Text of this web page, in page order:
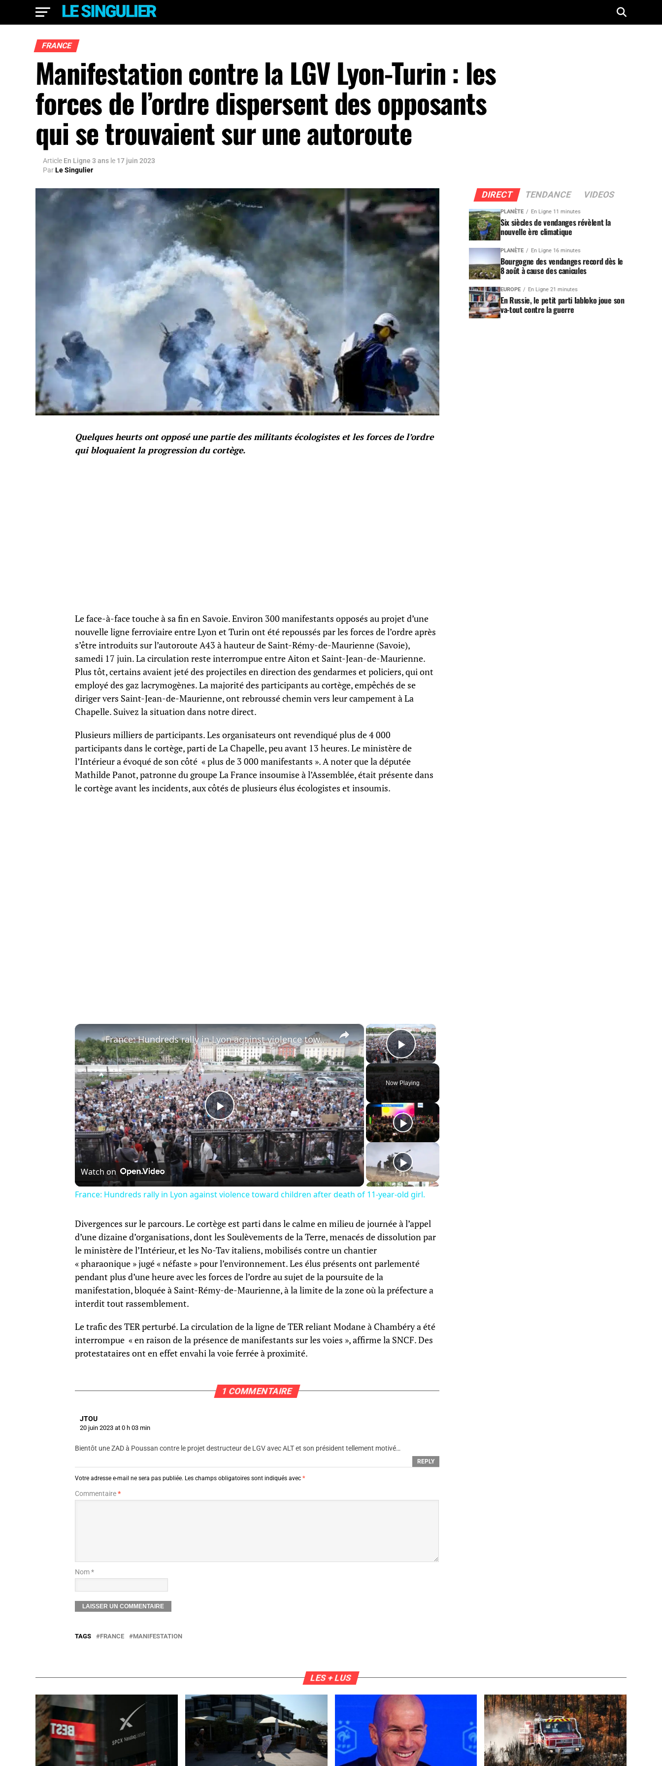
FRANCE
Manifestation contre la LGV Lyon-Turin : les
forces de l’ordre dispersent des opposants
qui se trouvaient sur une autoroute
Article En Ligne 3 ans le 17 juin 2023
ParLe Singulier
Quelques heurts ont opposé une partie des militants écologistes et les forces de l’ordre
qui bloquaient la progression du cortège.
Le face-à-face touche à sa fin en Savoie. Environ 300 manifestants opposés au projet d’une
nouvelle ligne ferroviaire entre Lyon et Turin ont été repoussés par les forces de l’ordre après
s’être introduits sur l’autoroute A43 à hauteur de Saint-Rémy-de-Maurienne (Savoie),
samedi 17 juin. La circulation reste interrompue entre Aiton et Saint-Jean-de-Maurienne.
Plus tôt, certains avaient jeté des projectiles en direction des gendarmes et policiers, qui ont
employé des gaz lacrymogènes. La majorité des participants au cortège, empêchés de se
diriger vers Saint-Jean-de-Maurienne, ont rebroussé chemin vers leur campement à La
Chapelle. Suivez la situation dans notre direct.
Plusieurs milliers de participants. Les organisateurs ont revendiqué plus de 4 000
participants dans le cortège, parti de La Chapelle, peu avant 13 heures. Le ministère de
l’Intérieur a évoqué de son côté « plus de 3 000 manifestants ». A noter que la députée
Mathilde Panot, patronne du groupe La France insoumise à l’Assemblée, était présente dans
le cortège avant les incidents, aux côtés de plusieurs élus écologistes et insoumis.
×
Play Video
Now Playing
×
Play
Video
France: Hundreds rally in Lyon against violence toward children after death of 11-year-old girl.
Watch on
France: Hundreds rally in Lyon against violence toward children after death of 11-year-old girl.
Divergences sur le parcours. Le cortège est parti dans le calme en milieu de journée à l’appel
d’une dizaine d’organisations, dont les Soulèvements de la Terre, menacés de dissolution par
le ministère de l’Intérieur, et les No-Tav italiens, mobilisés contre un chantier
« pharaonique » jugé « néfaste » pour l’environnement. Les élus présents ont parlementé
pendant plus d’une heure avec les forces de l’ordre au sujet de la poursuite de la
manifestation, bloquée à Saint-Rémy-de-Maurienne, à la limite de la zone où la préfecture a
interdit tout rassemblement.
Le trafic des TER perturbé. La circulation de la ligne de TER reliant Modane à Chambéry a été
interrompue « en raison de la présence de manifestants sur les voies », affirme la SNCF. Des
protestataires ont en effet envahi la voie ferrée à proximité.
1 COMMENTAIRE
JTOU
20 juin 2023 at 0 h 03 min
Bientôt une ZAD à Poussan contre le projet destructeur de LGV avec ALT et son président tellement motivé…
REPLY
Votre adresse e-mail ne sera pas publiée. Les champs obligatoires sont indiqués avec *
Commentaire*
Nom *
TAGS FRANCE MANIFESTATION
DIRECT TENDANCE VIDEOS
PLANÈTE En Ligne 11 minutes
Six siècles de vendanges révèlent la
nouvelle ère climatique
PLANÈTE En Ligne 16 minutes
Bourgogne des vendanges record dès le
8 août à cause des canicules
EUROPE En Ligne 21 minutes
En Russie, le petit parti Iabloko joue son
va-tout contre la guerre
LES + LUS